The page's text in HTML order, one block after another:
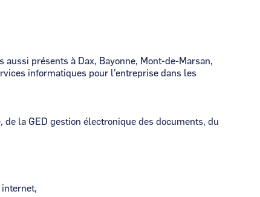
aussi présents à Dax, Bayonne, Mont-de-Marsan,
informatiques pour l'entreprise dans les
la GED gestion électronique des documents, du